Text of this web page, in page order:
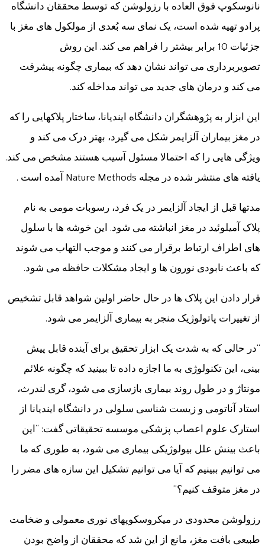
نانوسکوپ فوق العاده با رزولوشن که توسط محققان دانشگاه
پرادو تهیه شده است، یک نمای سه بُعدی از مولکول های مغز با
جزئیات 10 برابر بیشتر را فراهم می کند. این روش
تصویربرداری می تواند نشان دهد که بیماری چگونه پیشرفت
می کند و درمان های جدید می تواند مداخله کند.
این ابزار به پژوهشگران دانشگاه ایندیانا، ساختار پلاکهایی را که
در مغز بیماران آلزایمر شکل می گیرد، بهتر درک می کند و
ویژگی هایی را که احتمالا مسئول آسیب هستند مشخص می کند.
یافته های منتشر شده در مجله Nature Methods آمده است .
مدتها قبل از ایجاد آلزایمر در یک فرد، رسوبات مومی به نام
پلاک آمیلوئید در مغز انباشته می شود. این خوشه ها با سلول
های اطراف ارتباط برقرار می کنند و موجب التهاب می شوند
که باعث نابودی نورون ها و ایجاد مشکلات حافظه می شود.
قرار دادن این پلاک ها در حال حاضر اولین شواهد قابل تشخیص
از تغییرات پاتولوژیک منجر به بیماری آلزایمر می شود.
“در حالی که به شدت یک ابزار تحقیق برای آینده قابل پیش
بینی، این تکنولوژی به ما اجازه داده تا ببینید که چگونه علائم
مونتاژ و در طول روند بیماری بازسازی می شود، گری لندرث،
استاد آناتومی و زیست شناسی سلولی در دانشگاه ایندیانا از
استارک علوم اعصاب پزشکی موسسه تحقیقاتی گفت: “این
باعث بینش علل بیولوژیکی بیماری می شود، به طوری که ما
می توانیم ببینیم که آیا می توانیم تشکیل این سازه های مضر را
در مغز متوقف کنیم؟”
رزولوشن محدودی در میکروسکوپهای نوری معمولی و ضخامت
طبیعی بافت مغز، مانع از این شد که محققان از واضح بودن